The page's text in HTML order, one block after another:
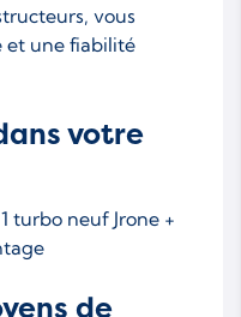
vous
et une fiabilité
votre
turbo neuf Jrone +
de